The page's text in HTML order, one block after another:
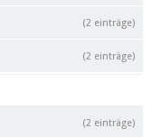
(2 einträge)
(2 einträge)
(2 einträge)